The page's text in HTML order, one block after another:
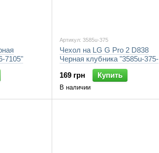
7105"
Артикул: 3585u-375
Чехол на LG G Pro 2 D838
Черная клубника "3585u-375-
169 грн
Купить
В наличии